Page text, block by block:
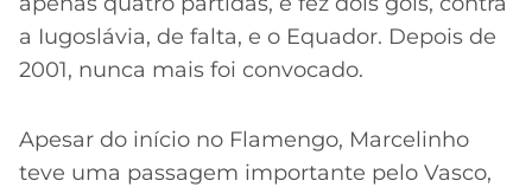
a Iugoslávia, de falta, e o Equador. Depois de
2001, nunca mais foi convocado.
Apesar do início no Flamengo, Marcelinho
teve uma passagem importante pelo Vasco,